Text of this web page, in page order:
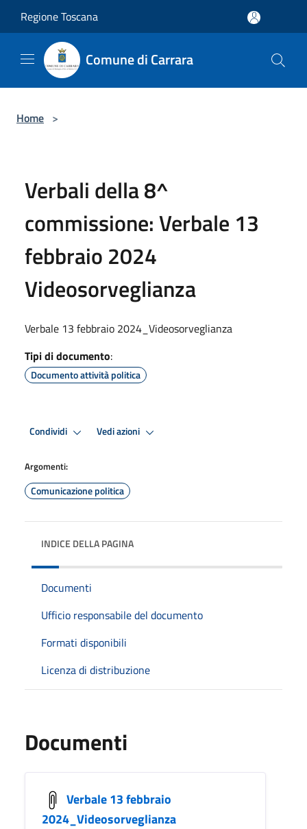
Regione Toscana
Comune di Carrara
Home >
Verbali della 8^
commissione: Verbale 13
febbraio 2024
Videosorveglianza
Verbale 13 febbraio 2024_Videosorveglianza
Tipi di documento:
Documento attività politica
Condividi Vedi azioni
Argomenti:
Comunicazione politica
INDICE DELLA PAGINA
Documenti
Ufficio responsabile del documento
Formati disponibili
Licenza di distribuzione
Documenti
Verbale 13 febbraio
2024_Videosorveglianza